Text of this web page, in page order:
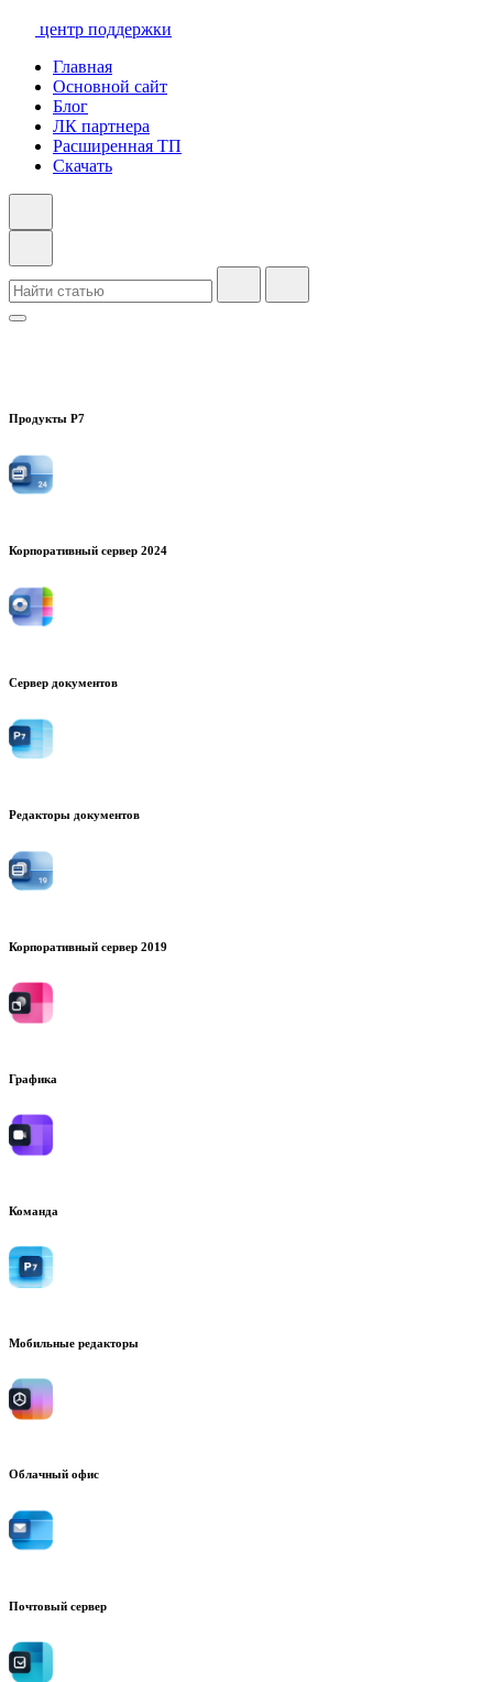
центр поддержки
Главная
Основной сайт
Блог
ЛК партнера
Расширенная ТП
Скачать
Продукты Р7
Корпоративный сервер 2024
Сервер документов
Редакторы документов
Корпоративный сервер 2019
Графика
Команда
Мобильные редакторы
Облачный офис
Почтовый сервер